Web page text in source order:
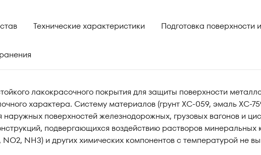
Технические характеристики Подготовка
лакокрасочного покрытия для защиты поверхности
характера. Систему материалов (грунт ХС-059, эмаль ХС-
поверхностей железнодорожных, грузовых вагонов и
подвергающихся воздействию растворов минеральных
NO2, NH3) и других химических компонентов с температурой не